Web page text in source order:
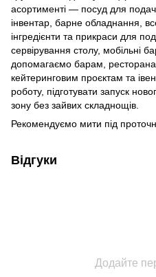
асортименті — посуд для
інвентар, барне обладнання,
інгредієнти та прикраси для
сервірування столу, мобільні
допомагаємо барам,
кейтеринговим проєктам та
роботу, підготувати запуск
зону без зайвих складнощів.
Рекомендуємо мити під
Відгуки
Додайте